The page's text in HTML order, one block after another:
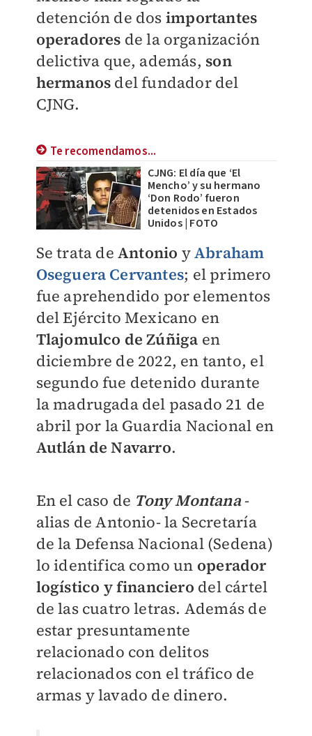
detención de dos importantes
operadores de la organización
delictiva que, además, son
hermanos del fundador del
CJNG.
Te recomendamos...
CJNG: El día que ‘El
Mencho’ y su hermano
‘Don Rodo’ fueron
detenidos en Estados
Unidos | FOTO
Se trata de Antonio yAbraham
Oseguera Cervantes; el primero
fue aprehendido por elementos
del Ejército Mexicano en
Tlajomulco de Zúñiga en
diciembre de 2022, en tanto, el
segundo fue detenido durante
la madrugada del pasado 21 de
abril por la Guardia Nacional en
Autlán de Navarro.
En el caso de Tony Montana-
alias de Antonio- la Secretaría
de la Defensa Nacional (Sedena)
lo identifica como un operador
logístico y financiero del cártel
de las cuatro letras. Además de
estar presuntamente
relacionado con delitos
relacionados con el tráfico de
armas y lavado de dinero.